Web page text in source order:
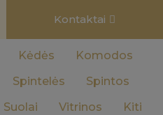
Kontaktai
Kėdės
Komodos
Spintelės
Spintos
Suolai Vitrinos Kiti